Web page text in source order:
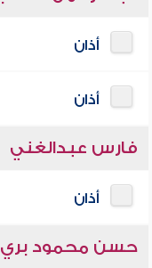
أذان
أذان
فارس عبدالغني
أذان
حسن محمود بري